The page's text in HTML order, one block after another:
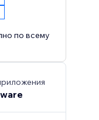
по всему